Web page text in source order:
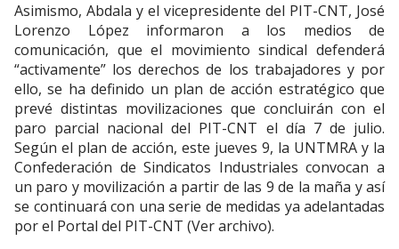
Asimismo, Abdala y el vicepresidente del PIT-CNT, José
Lorenzo López informaron a los medios de
comunicación, que el movimiento sindical defenderá
“activamente” los derechos de los trabajadores y por
ello, se ha definido un plan de acción estratégico que
prevé distintas movilizaciones que concluirán con el
paro parcial nacional del PIT-CNT el día 7 de julio.
Según el plan de acción, este jueves 9, la UNTMRA y la
Confederación de Sindicatos Industriales convocan a
un paro y movilización a partir de las 9 de la maña y así
se continuará con una serie de medidas ya adelantadas
por el Portal del PIT-CNT (Ver archivo).